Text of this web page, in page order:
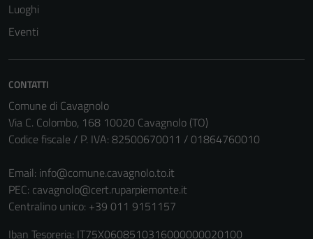
Luoghi
Eventi
CONTATTI
Comune di Cavagnolo
Via C. Colombo, 168 10020 Cavagnolo (TO)
Codice fiscale / P. IVA: 82500670011 / 01864760010
Email: info@comune.cavagnolo.to.it
PEC: cavagnolo@cert.ruparpiemonte.it
Centralino unico: +39 011 9151157
Iban Tesoreria: IT75X0608510316000000020100